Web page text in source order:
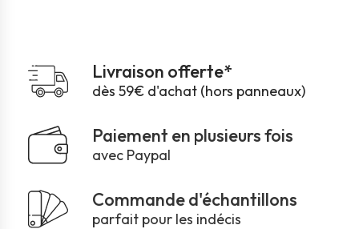
Livraison offerte*
dès 59€ d'achat (hors panneaux)
Paiement en plusieurs fois
avec Paypal
Commande d'échantillons
parfait pour les indécis